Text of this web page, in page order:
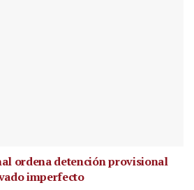
ordena detención provisional
imperfecto